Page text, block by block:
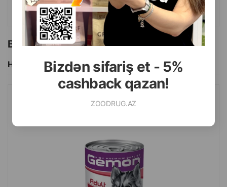
Bizdən sifariş et - 5%
cashback qazan!
ZOODRUG.AZ
ALMAQ
Bu brendin başqa məhsulları
Hamısını Gör
NƏM YEM GEMON ADULT MAXI DOG BÖYÜK CINS ITLƏR ÜÇÜN